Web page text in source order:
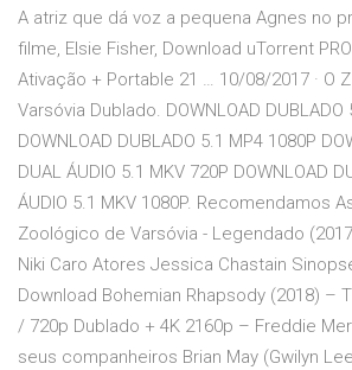
A atriz que dá voz a pequena Agnes no
filme, Elsie Fisher, Download uTorrent
Ativação + Portable 21 … 10/08/2017 · O
Varsóvia Dublado. DOWNLOAD DUBLADO
DOWNLOAD DUBLADO 5.1 MP4 1080P
DUAL ÁUDIO 5.1 MKV 720P DOWNLOAD
ÁUDIO 5.1 MKV 1080P. Recomendamos
Zoológico de Varsóvia - Legendado
Niki Caro Atores Jessica Chastain
Download Bohemian Rhapsody (2018) –
/ 720p Dublado + 4K 2160p – Freddie
seus companheiros Brian May (Gwilyn